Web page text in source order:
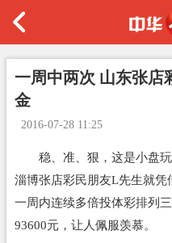
一周中两次 山东张店
金
2016-07-28 11:25
稳、准、狠，这是小盘玩
淄博张店彩民朋友L先生就凭
一周内连续多倍投体彩排列
93600元，让人佩服羡慕。